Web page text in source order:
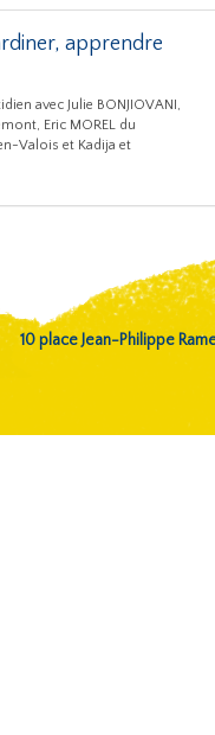
apprendre
avec Julie BONJIOVANI,
Eric MOREL du
Valois et Kadija et
10 place Jean-Philippe